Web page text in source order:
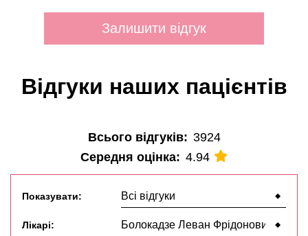
Залишити відгук
Відгуки наших пацієнтів
Всього відгуків: 3924
Середня оцінка: 4.94
Показувати:
Лікарі: